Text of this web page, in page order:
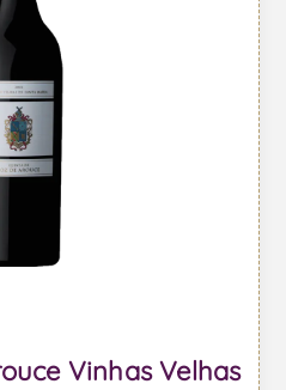
Vinhas Velhas